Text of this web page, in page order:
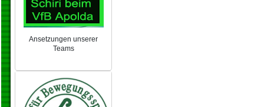
Ansetzungen unserer
Teams